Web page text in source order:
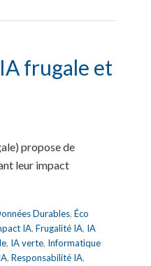
frugale et
propose de
leur impact
Durables, Éco
IA, Frugalité IA, IA
, IA verte, Informatique
, Responsabilité IA,